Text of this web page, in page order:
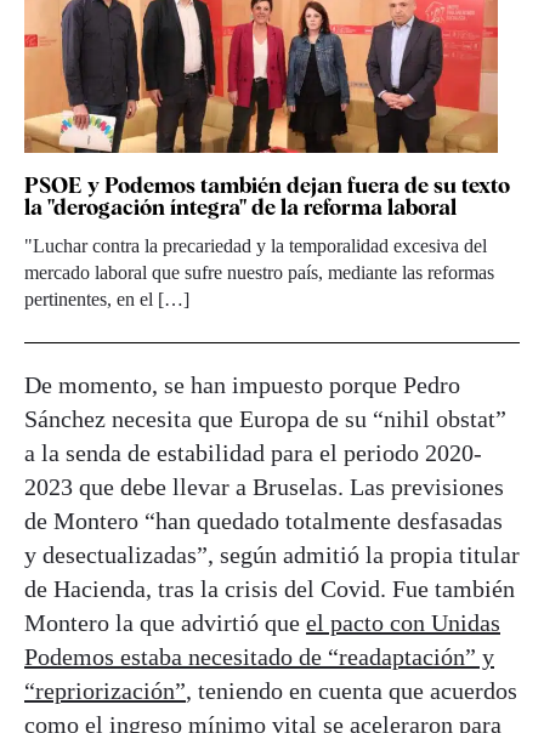
PSOE y Podemos también dejan fuera de su texto
la "derogación íntegra" de la reforma laboral
"Luchar contra la precariedad y la temporalidad excesiva del
mercado laboral que sufre nuestro país, mediante las reformas
pertinentes, en el […]
De momento, se han impuesto porque Pedro
Sánchez necesita que Europa de su “nihil obstat”
a la senda de estabilidad para el periodo 2020-
2023 que debe llevar a Bruselas. Las previsiones
de Montero “han quedado totalmente desfasadas
y desectualizadas”, según admitió la propia titular
de Hacienda, tras la crisis del Covid. Fue también
Montero la que advirtió que el pacto con Unidas
Podemos estaba necesitado de “readaptación” y
“repriorización”, teniendo en cuenta que acuerdos
como el ingreso mínimo vital se aceleraron para